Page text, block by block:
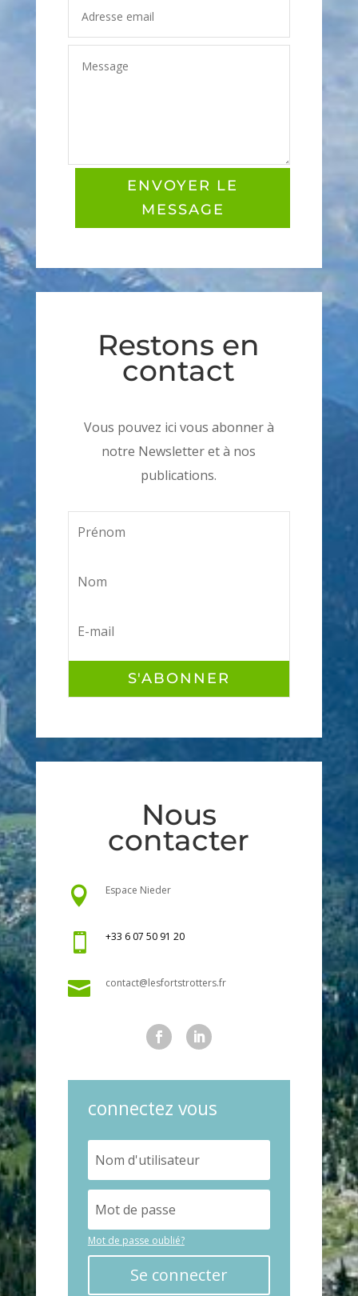
ENVOYER LE
MESSAGE
Restons en
contact
Vous pouvez ici vous abonner à
notre Newsletter et à nos
publications.
S'ABONNER
Nous
contacter
 Espace Nieder
 +33 6 07 50 91 20
 contact@lesfortstrotters.fr
connectez vous
Mot de passe oublié?
Se connecter